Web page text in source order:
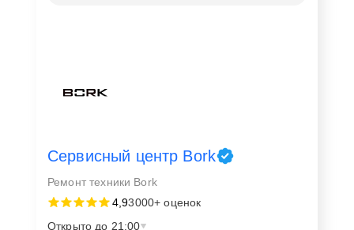
Сервисный центр Bork
Ремонт техники Bork
4,93000+ оценок
Открыто до 21:00